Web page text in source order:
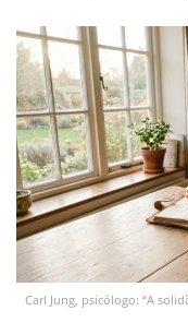
Carl Jung, psicólogo: “A